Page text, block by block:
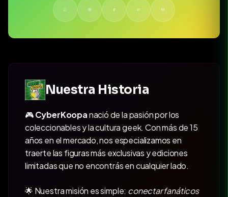
Nuestra Historia
🎮CyberKoopanació de la pasión por los
coleccionables y la cultura geek. Con más de 15
años en el mercado, nos especializamos en
traerte las figuras más exclusivas y ediciones
limitadas que no encontrás en cualquier lado.
🌟 Nuestra misión es simple: conectar fanáticos